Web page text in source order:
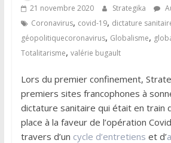
21 novembre 2020 Strategika
Coronavirus, covid-19, dictature
géopolitiquecoronavirus, Globalisme,
Totalitarisme, valérie bugault
Lors du premier confinement,
premiers sites francophones à
dictature sanitaire qui était en train
place à la faveur de l’opération
travers d’un cycle d’entretiens et d’